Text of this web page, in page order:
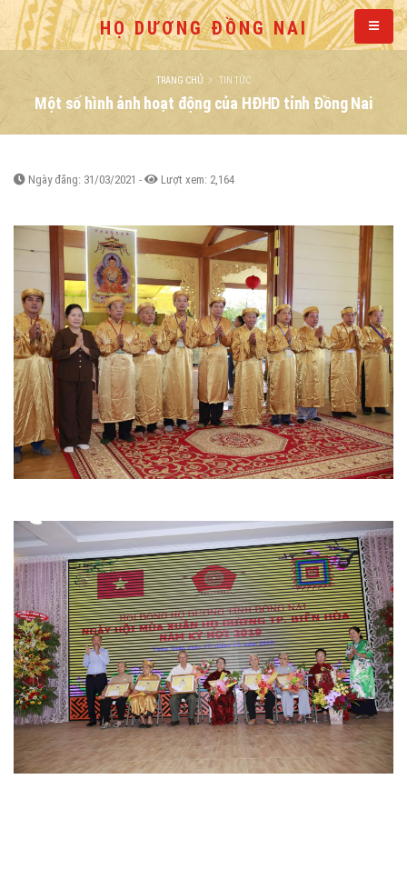
HỌ DƯƠNG ĐỒNG NAI
Một số hình ảnh hoạt động của HĐHD tỉnh Đồng Nai
TRANG CHỦ TIN TỨC
Ngày đăng: 31/03/2021 - Lượt xem: 2,164